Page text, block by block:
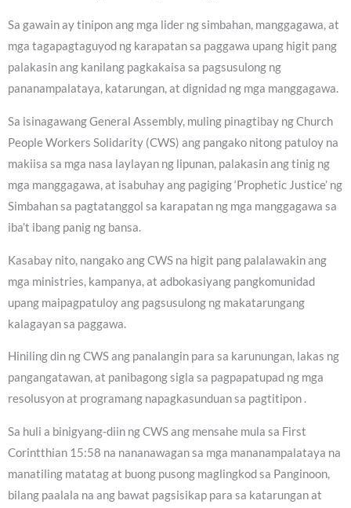
Sa gawain ay tinipon ang mga lider ng simbahan, manggagawa, at
mga tagapagtaguyod ng karapatan sa paggawa upang higit pang
palakasin ang kanilang pagkakaisa sa pagsusulong ng
pananampalataya, katarungan, at dignidad ng mga manggagawa.
Sa isinagawang General Assembly, muling pinagtibay ng Church
People Workers Solidarity (CWS) ang pangako nitong patuloy na
makiisa sa mga nasa laylayan ng lipunan, palakasin ang tinig ng
mga manggagawa, at isabuhay ang pagiging ‘Prophetic Justice’ ng
Simbahan sa pagtatanggol sa karapatan ng mga manggagawa sa
iba’t ibang panig ng bansa.
Kasabay nito, nangako ang CWS na higit pang palalawakin ang
mga ministries, kampanya, at adbokasiyang pangkomunidad
upang maipagpatuloy ang pagsusulong ng makatarungang
kalagayan sa paggawa.
Hiniling din ng CWS ang panalangin para sa karunungan, lakas ng
pangangatawan, at panibagong sigla sa pagpapatupad ng mga
resolusyon at programang napagkasunduan sa pagtitipon .
Sa huli a binigyang-diin ng CWS ang mensahe mula sa First
Corintthian 15:58 na nananawagan sa mga mananampalataya na
manatiling matatag at buong pusong maglingkod sa Panginoon,
bilang paalala na ang bawat pagsisikap para sa katarungan at